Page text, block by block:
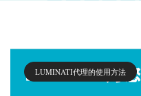
LUMINATI代理的使用方法